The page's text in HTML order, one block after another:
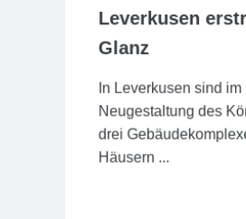
Leverkusen
Glanz
In Leverkusen sind
Neugestaltung des
drei
Häusern ...